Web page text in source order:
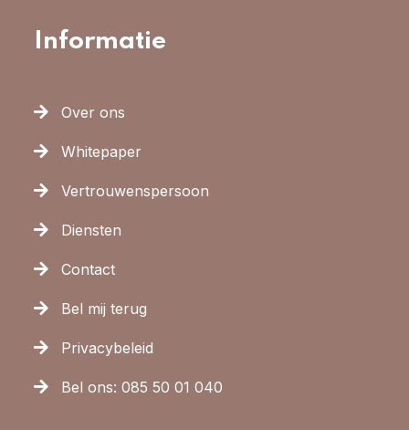
Informatie
Over ons
Whitepaper
Vertrouwenspersoon
Diensten
Contact
Bel mij terug
Privacybeleid
Bel ons: 085 50 01 040